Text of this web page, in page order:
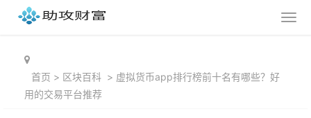
首页 > 区块百科 > 虚拟货币app排行榜前十名有哪些？好
用的交易平台推荐